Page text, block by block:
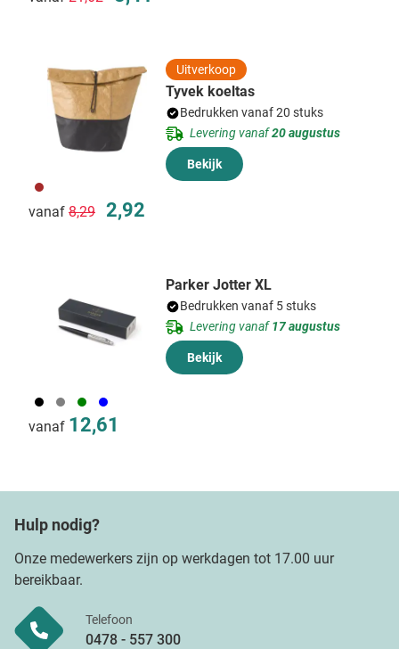
011
vanaf Normale prijs
8,29 Speciale prijs
2,92
Uitverkoop
Tyvek koeltas
Bedrukken vanaf 20 stuks
Levering vanaf20 augustus
Bekijk
001 003 004 005
vanaf 12,61
Parker Jotter XL
Bedrukken vanaf 5 stuks
Levering vanaf17 augustus
Bekijk
Hulp nodig?
Onze medewerkers zijn op werkdagen tot 17.00 uur
bereikbaar.
Telefoon
0478 - 557 300